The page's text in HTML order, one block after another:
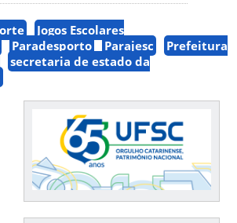
Jogos Escolares
Paradesporto Parajesc
Prefeitura
secretaria de estado da